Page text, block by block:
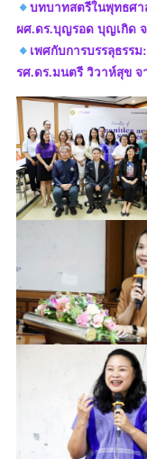
บทบาทสตรีในพุทธศ
ผศ.ดร.บุญรอด บุญเกิด
เพศกับการบรรลุธรร
รศ.ดร.มนตรี วิวาห์สุข จ